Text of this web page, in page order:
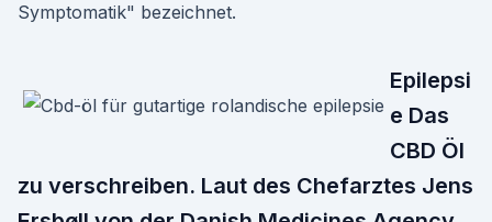
Symptomatik" bezeichnet.
Epilepsi
e Das
CBD Öl
zu verschreiben. Laut des Chefarztes Jens